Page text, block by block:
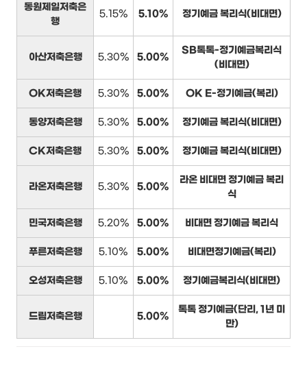
동원제일저축은
행
5.15% 5.10% 정기예금 복리식(비대면)
아산저축은행 5.30% 5.00%
SB톡톡-정기예금복리식
(비대면)
OK저축은행 5.30% 5.00% OK E-정기예금(복리)
동양저축은행 5.30% 5.00% 정기예금 복리식(비대면)
CK저축은행 5.30% 5.00% 정기예금 복리식(비대면)
라온저축은행 5.30% 5.00%
라온 비대면 정기예금 복리
식
민국저축은행 5.20% 5.00% 비대면 정기예금 복리식
푸른저축은행 5.10% 5.00% 비대면정기예금(복리)
오성저축은행 5.10% 5.00% 정기예금복리식(비대면)
드림저축은행 5.00%
톡톡 정기예금(단리, 1년 미
만)